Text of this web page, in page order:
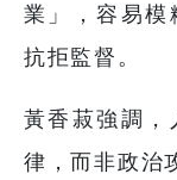
業」，容易模
抗拒監督。
黃香菽強調，
律，而非政治